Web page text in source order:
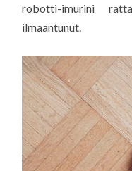
robotti-imurini
ilmaantunut.